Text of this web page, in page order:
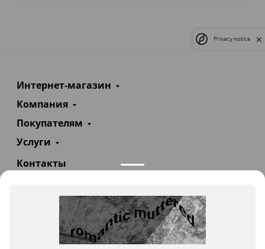
Интернет-магазин
Компания
Покупателям
Услуги
Контакты
info@teploexpert.com
Пн—Сб 09:00 – 18:00
Privacy notice